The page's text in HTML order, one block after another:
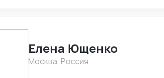
Елена Ющенко
Москва, Россия